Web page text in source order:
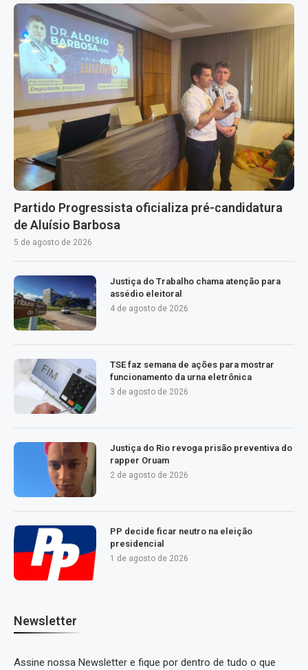
Partido Progressista oficializa pré-candidatura
de Aluísio Barbosa
5 de agosto de 2026
Justiça do Trabalho chama atenção para
assédio eleitoral
4 de agosto de 2026
TSE faz semana de ações para mostrar
funcionamento da urna eletrônica
3 de agosto de 2026
Justiça do Rio revoga prisão preventiva do
rapper Oruam
2 de agosto de 2026
PP decide ficar neutro na eleição
presidencial
1 de agosto de 2026
Newsletter
Assine nossa Newsletter e fique por dentro de tudo o que